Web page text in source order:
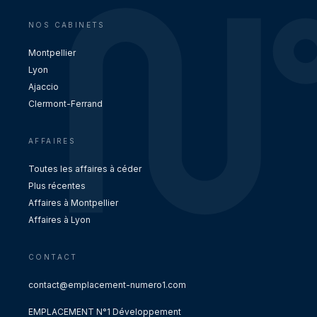
NOS CABINETS
Montpellier
Lyon
Ajaccio
Clermont-Ferrand
AFFAIRES
Toutes les affaires à céder
Plus récentes
Affaires à Montpellier
Affaires à Lyon
CONTACT
contact@emplacement-numero1.com
EMPLACEMENT N°1 Développement